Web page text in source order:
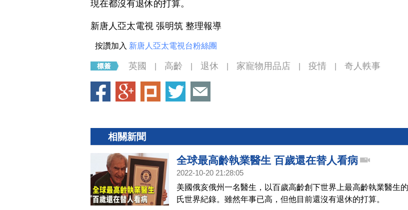
現在都沒有退休的打算。
新唐人亞太電視 張明筑 整理報導
按讚加入 新唐人亞太電視台粉絲團
英國 高齡 退休 家寵物用品店 疫情 奇人軼事
相關新聞
全球最高齡執業醫生 百歲還在替人看病
2022-10-20 21:28:05
美國俄亥俄州一名醫生，以百歲高齡創下世界上最高齡執業醫生
氏世界紀錄。雖然年事已高，但他目前還沒有退休的打算。